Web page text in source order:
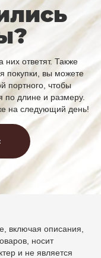
ответят. Также
покупки, вы можете
портного, чтобы
по длине и размеру.
на следующий день!
включая описания,
носит
и не является